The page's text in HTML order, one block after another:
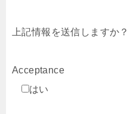
上記情報を送信しますか？
Acceptance
はい